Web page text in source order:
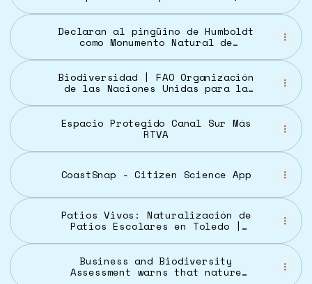
Capital de Mar del Plata
Declaran al pingüino de Humboldt
como Monumento Natural de
Radio Universidad Chile
Biodiversidad | FAO Organización
de las Naciones Unidas para la
Espacio Protegido Canal Sur Más
RTVA
CoastSnap - Citizen Science App
Patios Vivos: Naturalización de
Patios Escolares en Toledo |
Business and Biodiversity
Assessment warns that nature